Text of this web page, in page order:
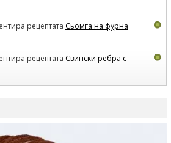
рецептата Сьомга на фурна
рецептата Свински ребра с